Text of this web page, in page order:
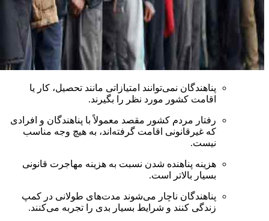
پناهندگان نمی‌توانند امتیازاتی مانند تحصیل، کار یا
اقامت کشور مورد نظر را بگیرند.
رفتار مردم کشور مقصد معمولاً با پناهندگان و افرادی
که غیرقانونی اقامت گرفته‌اند، به هیچ وجه مناسب
نیست.
هزینه پناهنده شدن نسبت به هزینه مهاجرت قانونی
بسیار بالاتر است.
پناهندگان ناچار می‌شوند مدت‌های طولانی در کمپ
زندگی کنند و شرایط بسیار بدی را تجربه می‌کنند.